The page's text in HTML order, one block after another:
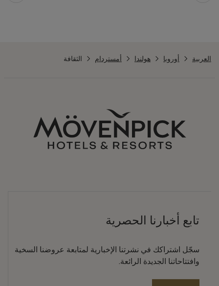
العربية أوروبا هولندا أمستردام الثقافة
تابع أخبارنا الحصرية
سجّل اشتراكك في نشرتنا الإخبارية لمتابعة عروضنا السخية
وافتتاحاتنا الجديدة الرائعة.